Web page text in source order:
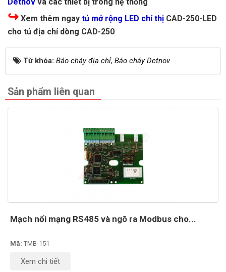
↪ Xem thêm ngay tủ mở rộng LED chỉ thị CAD-250-LED
cho tủ địa chỉ dòng CAD-250
Từ khóa: Báo cháy địa chỉ, Báo cháy Detnov
Sản phẩm liên quan
Mạch nối mạng RS485 và ngõ ra Modbus cho...
Mã: TMB-151
Xem chi tiết